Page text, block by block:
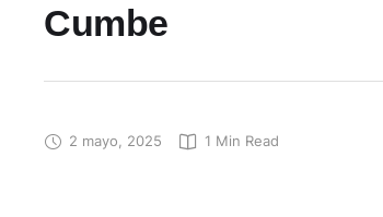
Cumbe
2 mayo, 2025 1 Min Read